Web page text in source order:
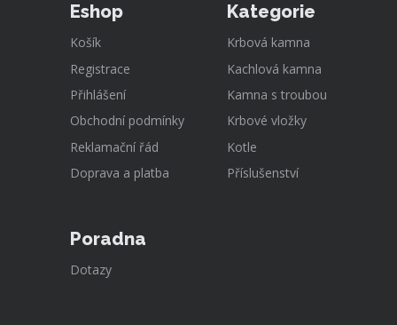
Eshop
Košík
Registrace
Přihlášení
Obchodní podmínky
Reklamační řád
Doprava a platba
Kategorie
Krbová kamna
Kachlová kamna
Kamna s troubou
Krbové vložky
Kotle
Příslušenství
Poradna
Dotazy